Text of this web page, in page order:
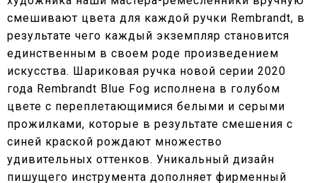
смешивают цвета для каждой ручки Rembrandt, в
результате чего каждый экземпляр становится
единственным в своем роде произведением
искусства. Шариковая ручка новой серии 2020
года Rembrandt Blue Fog исполнена в голубом
цвете с переплетающимися белыми и серыми
прожилками, которые в результате смешения с
синей краской рождают множество
удивительных оттенков. Уникальный дизайн
пишущего инструмента дополняет фирменный